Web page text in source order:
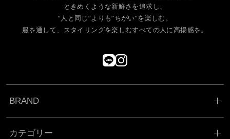
ときめくような新鮮さを追求し、
“人と同じ”よりも”ちがい”を楽しむ。
服を通して、スタイリングを楽しむすべての人に高揚感を。
BRAND
カテゴリー